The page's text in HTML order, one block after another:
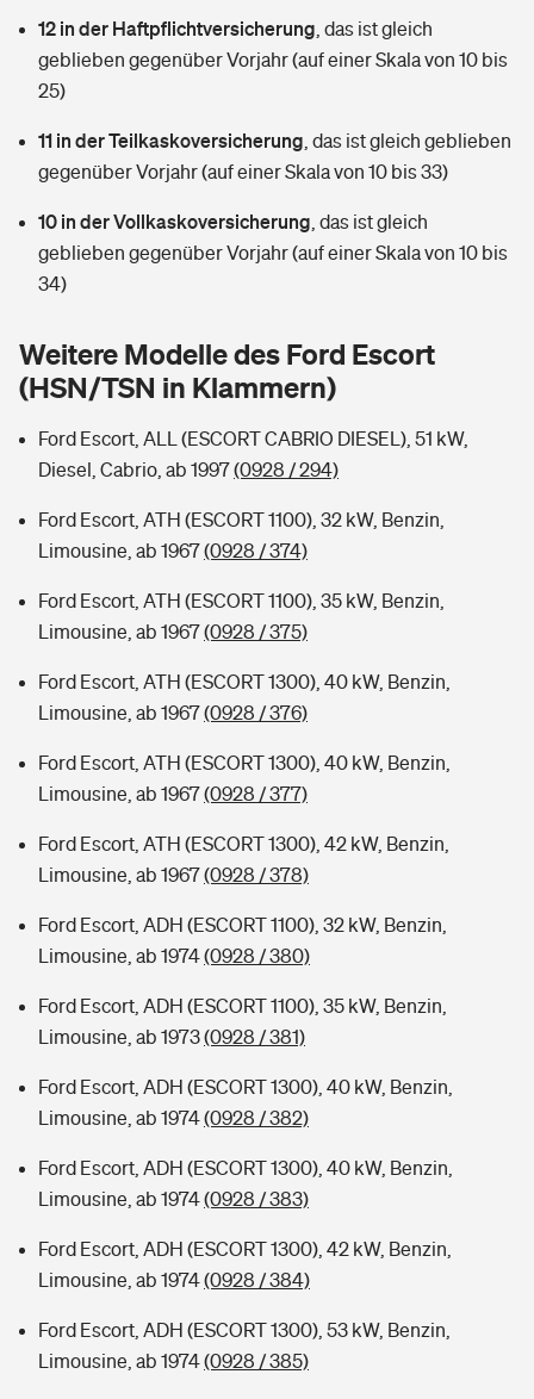
Wer versichert was: Jetzt Versicherer finden
Sie haben Fragen?
Mietkautionsversicherung
Restkreditversicherung
Tools
Hochwasser-Check: Wie gefährdet ist Ihr Haus?
Sie haben Fragen?
Kinderinvalidität
Hundehalter-Haftpflicht
Handyversicherung
Private Cyberversicherung
Zur Übersicht
Kinderunfall-Check: Mehr Sicherheit für deine Kids
Typklassen: So ist Ihr Auto eingestuft
Sie haben Fragen?
Tierkrankenversicherung
Zur Übersicht
Tools
Wer versichert was: Jetzt Versicherer finden
Rentenrechner: Wie viel Geld bekomme ich im Alter?
12 in der Haftpflichtversicherung das ist gleich
geblieben gegenüber Vorjahr (auf einer Skala von 10 bis
25)
11 in der Teilkaskoversicherung das ist gleich geblieben
gegenüber Vorjahr (auf einer Skala von 10 bis 33)
10 in der Vollkaskoversicherung das ist gleich
geblieben gegenüber Vorjahr (auf einer Skala von 10 bis
34)
Weitere Modelle des Ford Escort
(HSN/TSN in Klammern)
Ford Escort, ALL (ESCORT CABRIO DIESEL), 51 kW,
Diesel, Cabrio, ab 1997(0928 / 294)
Ford Escort, ATH (ESCORT 1100), 32 kW, Benzin,
Limousine, ab 1967(0928 / 374)
Ford Escort, ATH (ESCORT 1100), 35 kW, Benzin,
Limousine, ab 1967(0928 / 375)
Ford Escort, ATH (ESCORT 1300), 40 kW, Benzin,
Limousine, ab 1967(0928 / 376)
Ford Escort, ATH (ESCORT 1300), 40 kW, Benzin,
Limousine, ab 1967(0928 / 377)
Ford Escort, ATH (ESCORT 1300), 42 kW, Benzin,
Limousine, ab 1967(0928 / 378)
Ford Escort, ADH (ESCORT 1100), 32 kW, Benzin,
Limousine, ab 1974(0928 / 380)
Ford Escort, ADH (ESCORT 1100), 35 kW, Benzin,
Limousine, ab 1973(0928 / 381)
Ford Escort, ADH (ESCORT 1300), 40 kW, Benzin,
Limousine, ab 1974(0928 / 382)
Ford Escort, ADH (ESCORT 1300), 40 kW, Benzin,
Limousine, ab 1974(0928 / 383)
Ford Escort, ADH (ESCORT 1300), 42 kW, Benzin,
Limousine, ab 1974(0928 / 384)
Ford Escort, ADH (ESCORT 1300), 53 kW, Benzin,
Limousine, ab 1974(0928 / 385)